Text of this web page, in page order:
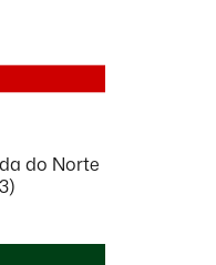
do Norte